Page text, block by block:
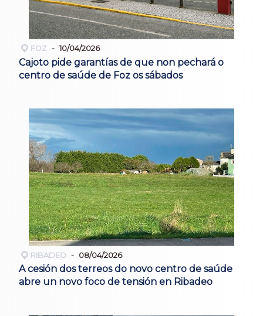
FOZ 10/04/2026
Cajoto pide garantías de que non pechará o
centro de saúde de Foz os sábados
RIBADEO 08/04/2026
A cesión dos terreos do novo centro de saúde
abre un novo foco de tensión en Ribadeo